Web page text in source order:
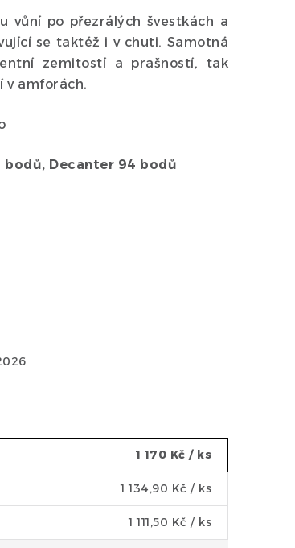
vůní po přezrálých švestkách a
se taktéž i v chuti. Samotná
zemitostí a prašností, tak
v amforách.
Decanter 94 bodů
1 170 Kč / ks
1 134,90 Kč / ks
1 111,50 Kč / ks